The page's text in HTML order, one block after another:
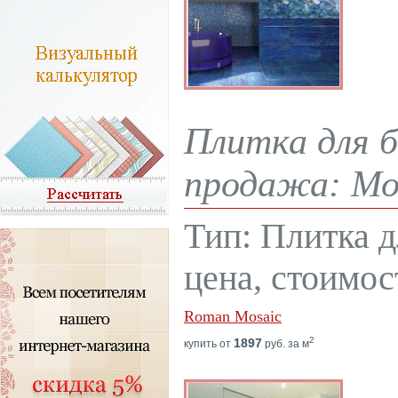
Плитка для
продажа:
Тип: Плитка
цена,
Roman Mosaic
купить от 1897 руб. за м2